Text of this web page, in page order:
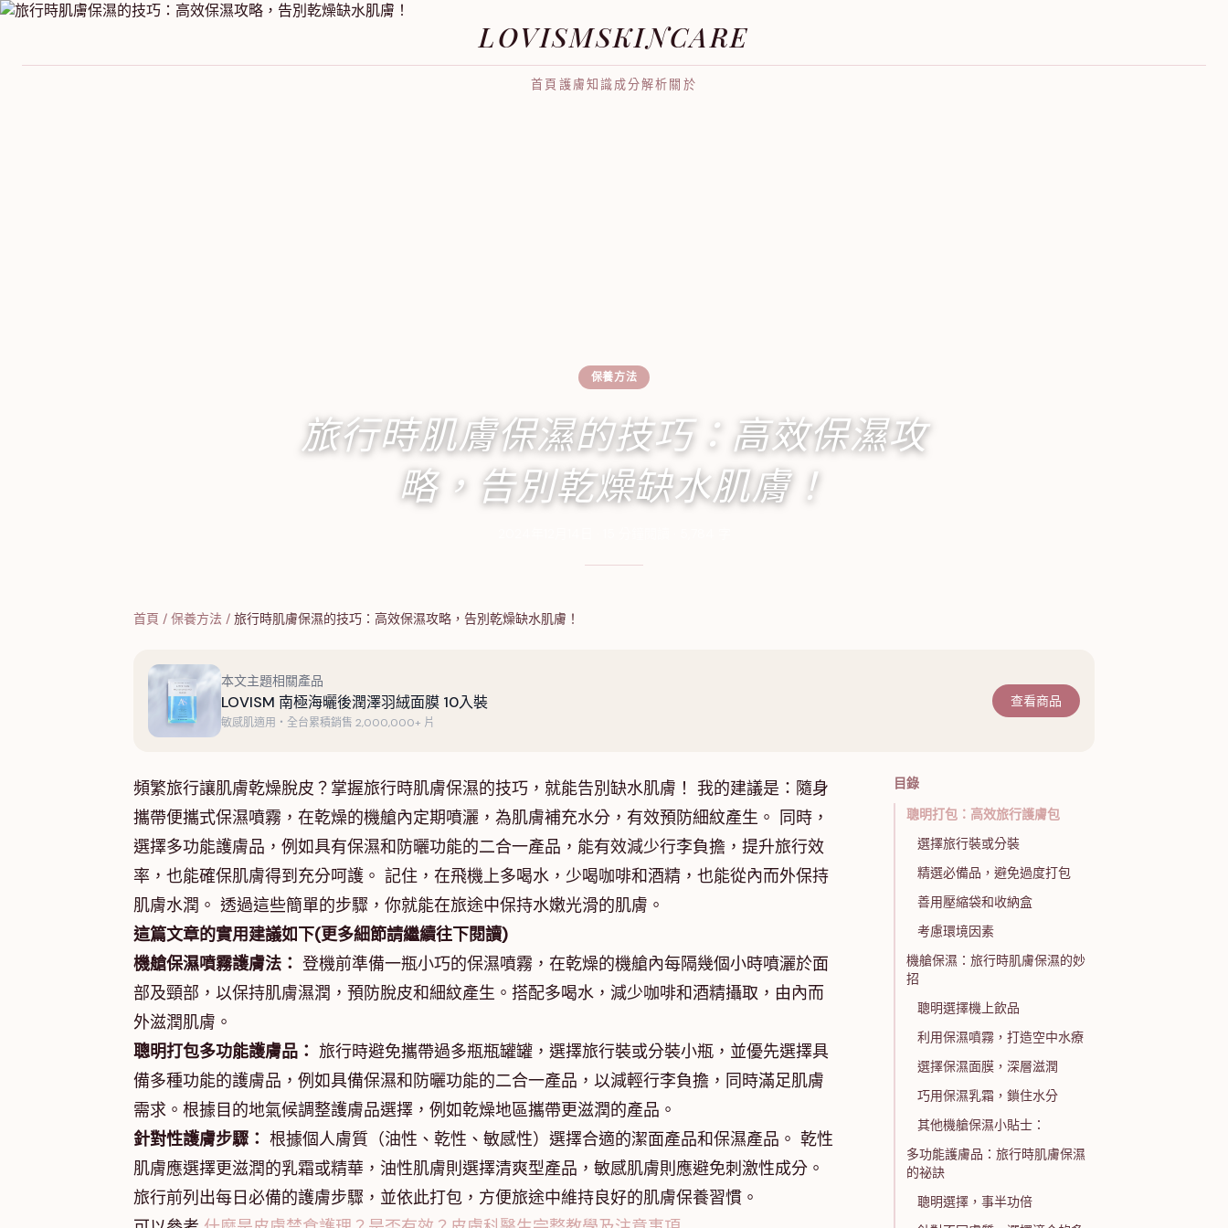
LOVISMSKINCARE
首頁 護膚知識成分解析 關於
保養方法
旅行時肌膚保濕的技巧：高效保濕攻
略，告別乾燥缺水肌膚！
首頁 / 保養方法 / 旅行時肌膚保濕的技巧：高效保濕攻略，告別乾燥缺水肌膚！
本文主題相關產品
LOVISM 南極海曬後潤澤羽絨面膜 10入裝
敏感肌適用・全台累積銷售 2,000,000+ 片
查看商品
頻繁旅行讓肌膚乾燥脫皮？掌握旅行時肌膚保濕的技巧，就能告別缺水肌膚！ 我的建議是：隨身
攜帶便攜式保濕噴霧，在乾燥的機艙內定期噴灑，為肌膚補充水分，有效預防細紋產生。 同時，
選擇多功能護膚品，例如具有保濕和防曬功能的二合一產品，能有效減少行李負擔，提升旅行效
率，也能確保肌膚得到充分呵護。 記住，在飛機上多喝水，少喝咖啡和酒精，也能從內而外保持
肌膚水潤。 透過這些簡單的步驟，你就能在旅途中保持水嫩光滑的肌膚。
這篇文章的實用建議如下(更多細節請繼續往下閱讀)
機艙保濕噴霧護膚法： 登機前準備一瓶小巧的保濕噴霧，在乾燥的機艙內每隔幾個小時噴灑於面
部及頸部，以保持肌膚濕潤，預防脫皮和細紋產生。搭配多喝水，減少咖啡和酒精攝取，由內而
外滋潤肌膚。
聰明打包多功能護膚品： 旅行時避免攜帶過多瓶瓶罐罐，選擇旅行裝或分裝小瓶，並優先選擇具
備多種功能的護膚品，例如具備保濕和防曬功能的二合一產品，以減輕行李負擔，同時滿足肌膚
需求。根據目的地氣候調整護膚品選擇，例如乾燥地區攜帶更滋潤的產品。
針對性護膚步驟： 根據個人膚質（油性、乾性、敏感性）選擇合適的潔面產品和保濕產品。 乾性
肌膚應選擇更滋潤的乳霜或精華，油性肌膚則選擇清爽型產品，敏感肌膚則應避免刺激性成分。
旅行前列出每日必備的護膚步驟，並依此打包，方便旅途中維持良好的肌膚保養習慣。
目錄
聰明打包：高效旅行護膚包
選擇旅行裝或分裝
精選必備品，避免過度打包
善用壓縮袋和收納盒
考慮環境因素
機艙保濕：旅行時肌膚保濕的妙
招
聰明選擇機上飲品
利用保濕噴霧，打造空中水療
選擇保濕面膜，深層滋潤
巧用保濕乳霜，鎖住水分
其他機艙保濕小貼士：
多功能護膚品：旅行時肌膚保濕
的祕訣
聰明選擇，事半功倍